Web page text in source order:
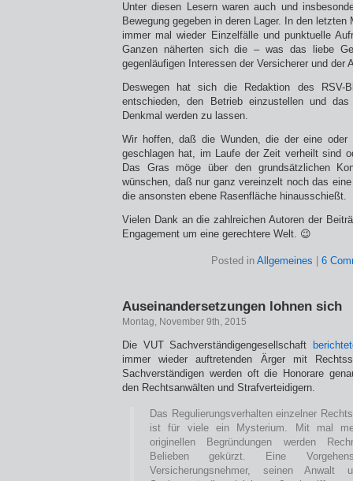
Unter diesen Lesern waren auch und
Bewegung gegeben in deren Lager. In den letzten
immer mal wieder Einzelfälle und punktuelle
Ganzen näherten sich die – was das liebe
gegenläufigen Interessen der Versicherer und der
Deswegen hat sich die Redaktion des RSV-
entschieden, den Betrieb einzustellen und
Denkmal werden zu lassen.
Wir hoffen, daß die Wunden, die der eine oder
geschlagen hat, im Laufe der Zeit verheilt sind
Das Gras möge über den grundsätzlichen
wünschen, daß nur ganz vereinzelt noch das
die ansonsten ebene Rasenfläche hinausschießt.
Vielen Dank an die zahlreichen Autoren der
Engagement um eine gerechtere Welt. 😉
Posted in Allgemeines 6
Auseinandersetzungen lohnen sich
Montag, November 9th, 2015
Die VUT Sachverständigengesellschaft
immer wieder auftretenden Ärger mit
Sachverständigen werden oft die Honorare
den Rechtsanwälten und Strafverteidigern.
Das Regulierungsverhalten einzelner
ist für viele ein Mysterium. Mit mal
originellen Begründungen werden
Belieben gekürzt. Eine
Versicherungsnehmer, seinen